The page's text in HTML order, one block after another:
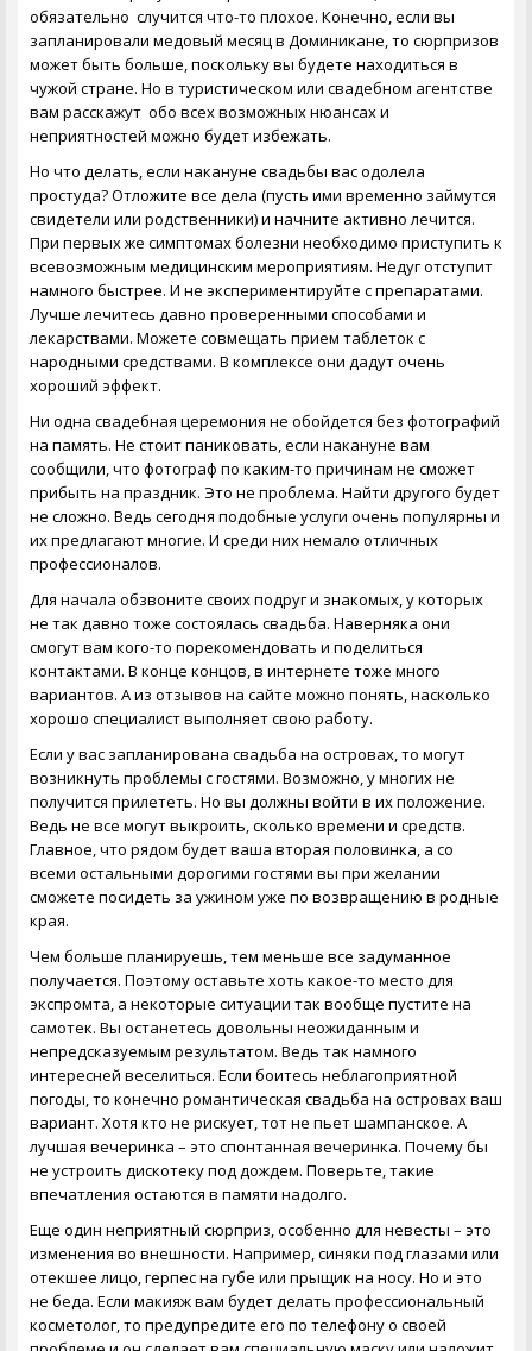
обязательно случится что-то плохое. Конечно, если вы
запланировали медовый месяц в Доминикане, то сюрпризов
может быть больше, поскольку вы будете находиться в
чужой стране. Но в туристическом или свадебном агентстве
вам расскажут обо всех возможных нюансах и
неприятностей можно будет избежать.
Но что делать, если накануне свадьбы вас одолела
простуда? Отложите все дела (пусть ими временно займутся
свидетели или родственники) и начните активно лечится.
При первых же симптомах болезни необходимо приступить к
всевозможным медицинским мероприятиям. Недуг отступит
намного быстрее. И не экспериментируйте с препаратами.
Лучше лечитесь давно проверенными способами и
лекарствами. Можете совмещать прием таблеток с
народными средствами. В комплексе они дадут очень
хороший эффект.
Ни одна свадебная церемония не обойдется без фотографий
на память. Не стоит паниковать, если накануне вам
сообщили, что фотограф по каким-то причинам не сможет
прибыть на праздник. Это не проблема. Найти другого будет
не сложно. Ведь сегодня подобные услуги очень популярны и
их предлагают многие. И среди них немало отличных
профессионалов.
Для начала обзвоните своих подруг и знакомых, у которых
не так давно тоже состоялась свадьба. Наверняка они
смогут вам кого-то порекомендовать и поделиться
контактами. В конце концов, в интернете тоже много
вариантов. А из отзывов на сайте можно понять, насколько
хорошо специалист выполняет свою работу.
Если у вас запланирована свадьба на островах, то могут
возникнуть проблемы с гостями. Возможно, у многих не
получится прилететь. Но вы должны войти в их положение.
Ведь не все могут выкроить, сколько времени и средств.
Главное, что рядом будет ваша вторая половинка, а со
всеми остальными дорогими гостями вы при желании
сможете посидеть за ужином уже по возвращению в родные
края.
Чем больше планируешь, тем меньше все задуманное
получается. Поэтому оставьте хоть какое-то место для
экспромта, а некоторые ситуации так вообще пустите на
самотек. Вы останетесь довольны неожиданным и
непредсказуемым результатом. Ведь так намного
интересней веселиться. Если боитесь неблагоприятной
погоды, то конечно романтическая свадьба на островахваш
вариант. Хотя кто не рискует, тот не пьет шампанское. А
лучшая вечеринка – это спонтанная вечеринка. Почему бы
не устроить дискотеку под дождем. Поверьте, такие
впечатления остаются в памяти надолго.
Еще один неприятный сюрприз, особенно для невесты – это
изменения во внешности. Например, синяки под глазами или
отекшее лицо, герпес на губе или прыщик на носу. Но и это
не беда. Если макияж вам будет делать профессиональный
косметолог, то предупредите его по телефону о своей